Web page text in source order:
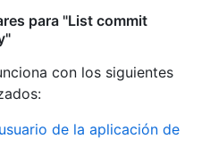
para "List commit
con los siguientes
:
de la aplicación de